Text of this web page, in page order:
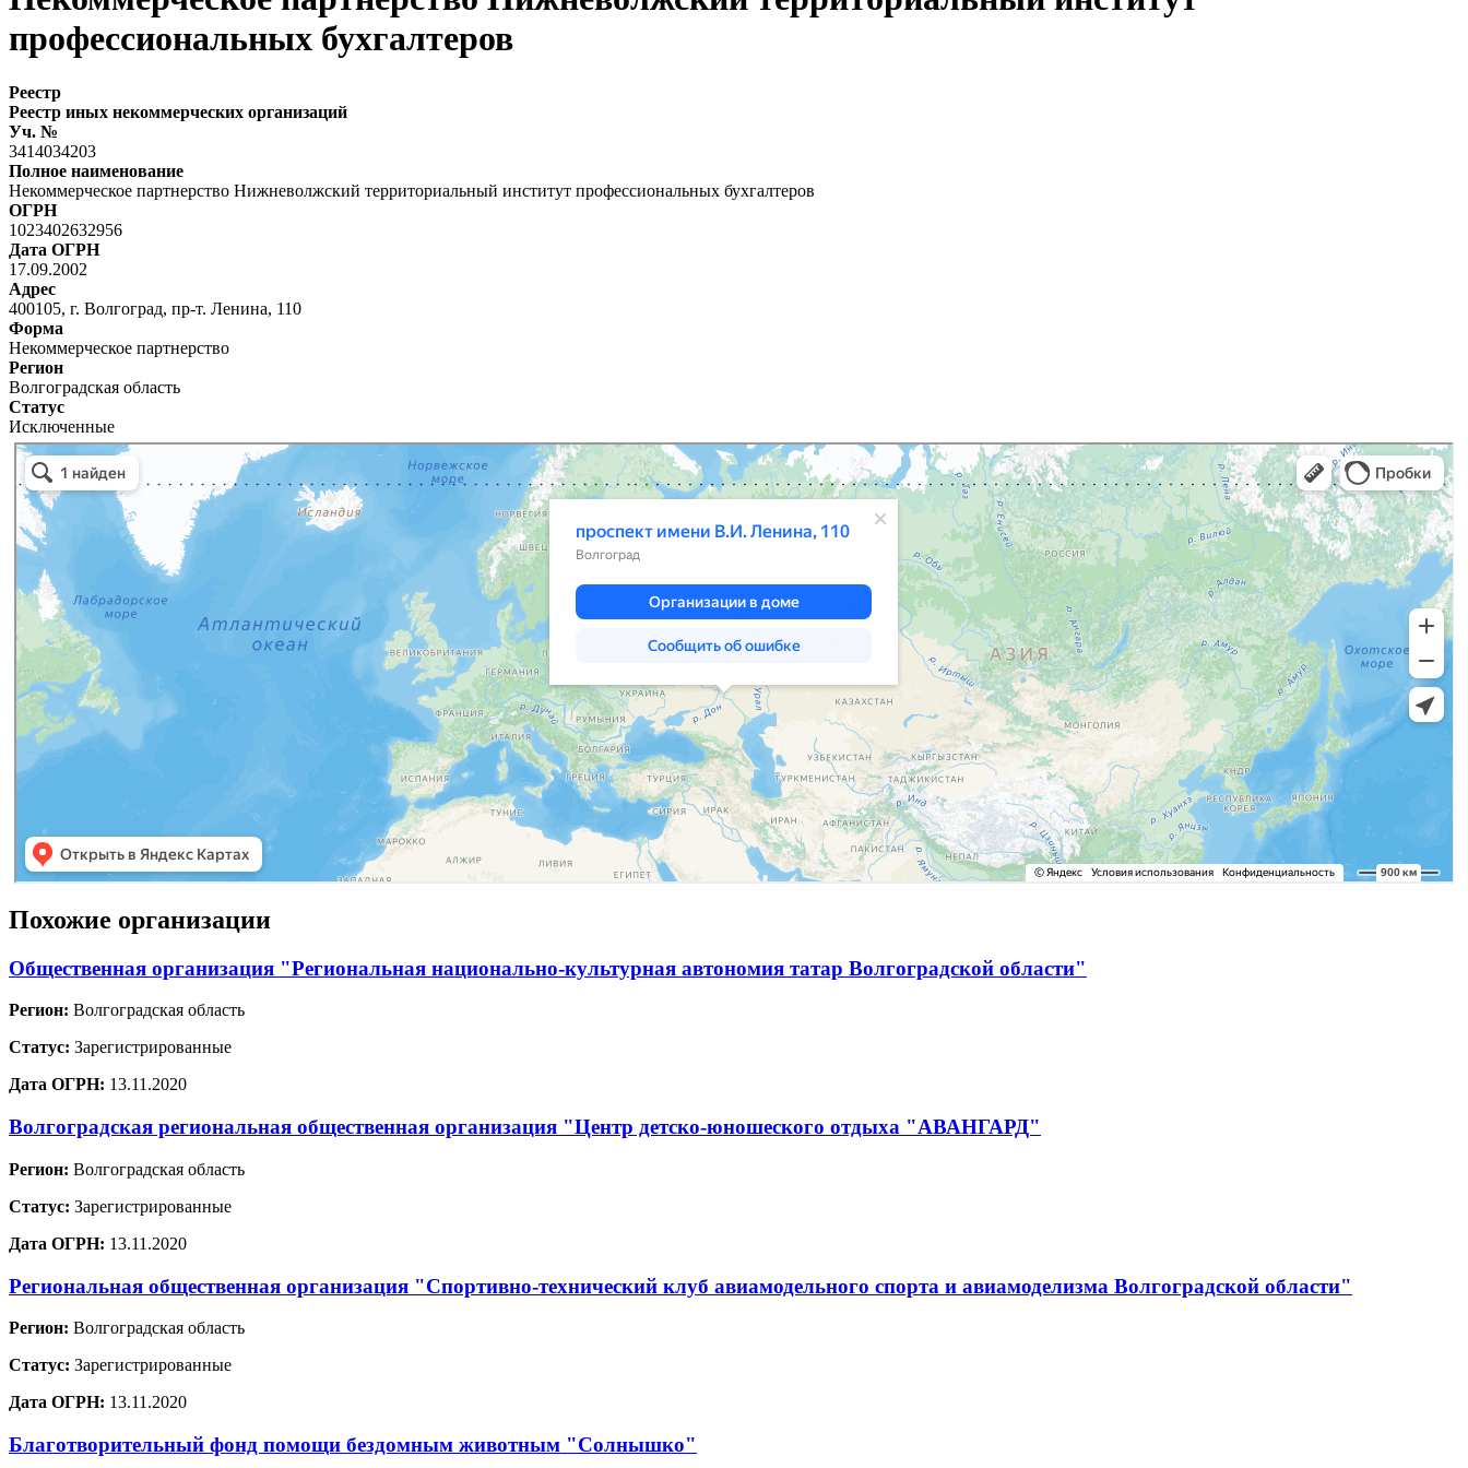
профессиональных бухгалтеров
Реестр
Реестр иных некоммерческих организаций
Уч. №
3414034203
Полное наименование
Некоммерческое партнерство Нижневолжский территориальный институт профессиональных бухгалтеров
ОГРН
1023402632956
Дата ОГРН
17.09.2002
Адрес
400105, г. Волгоград, пр-т. Ленина, 110
Форма
Некоммерческое партнерство
Регион
Волгоградская область
Статус
Исключенные
Похожие организации
Общественная организация "Региональная национально-культурная автономия татар Волгоградской области"
Регион: Волгоградская область
Статус: Зарегистрированные
Дата ОГРН: 13.11.2020
Волгоградская региональная общественная организация "Центр детско-юношеского отдыха "АВАНГАРД"
Регион: Волгоградская область
Статус: Зарегистрированные
Дата ОГРН: 13.11.2020
Региональная общественная организация "Спортивно-технический клуб авиамодельного спорта и авиамоделизма Волгоградской области"
Регион: Волгоградская область
Статус: Зарегистрированные
Дата ОГРН: 13.11.2020
Благотворительный фонд помощи бездомным животным "Солнышко"